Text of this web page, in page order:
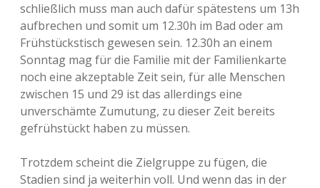
schließlich muss man auch dafür spätestens um 13h
aufbrechen und somit um 12.30h im Bad oder am
Frühstückstisch gewesen sein. 12.30h an einem
Sonntag mag für die Familie mit der Familienkarte
noch eine akzeptable Zeit sein, für alle Menschen
zwischen 15 und 29 ist das allerdings eine
unverschämte Zumutung, zu dieser Zeit bereits
gefrühstückt haben zu müssen.
Trotzdem scheint die Zielgruppe zu fügen, die
Stadien sind ja weiterhin voll. Und wenn das in der